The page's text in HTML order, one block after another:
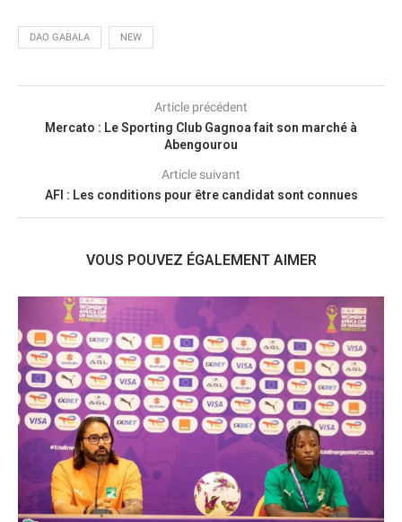
DAO GABALA NEW
Article précédent
Mercato : Le Sporting Club Gagnoa fait son marché à
Abengourou
Article suivant
AFI : Les conditions pour être candidat sont connues
VOUS POUVEZ ÉGALEMENT AIMER